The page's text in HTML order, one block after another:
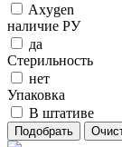
Axygen
наличие РУ
да
Стерильность
нет
Упаковка
В штативе